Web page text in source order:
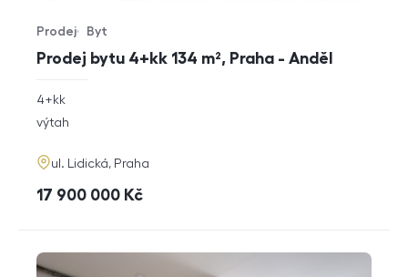
Prodej bytu 4+kk 134 m², Praha - Anděl
Typ nabídky
Prodej
Typ nemovitosti
Byt
rozměry
dispozice
4+kk
funkce
výtah
adresa
ul. Lidická, Praha
cena
17 900 000 Kč